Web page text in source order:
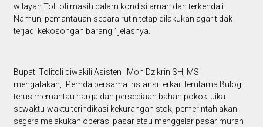
wilayah Tolitoli masih dalam kondisi aman dan terkendali.
Namun, pemantauan secara rutin tetap dilakukan agar tidak
terjadi kekosongan barang," jelasnya.
Bupati Tolitoli diwakili Asisten I Moh Dzikrin.SH, MSi
mengatakan," Pemda bersama instansi terkait terutama Bulog
terus memantau harga dan persediaan bahan pokok. Jika
sewaktu-waktu terindikasi kekurangan stok, pemerintah akan
segera melakukan operasi pasar atau menggelar pasar murah